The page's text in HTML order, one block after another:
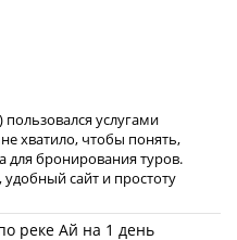
услугами
хватило, чтобы понять,
для бронирования туров.
сайт и простоту